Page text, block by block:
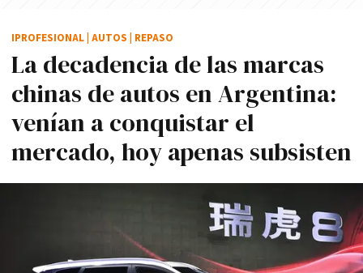
La decadencia de las marcas
chinas de autos en Argentina:
venían a conquistar el
mercado, hoy apenas subsisten
IPROFESIONAL AUTOS REPASO